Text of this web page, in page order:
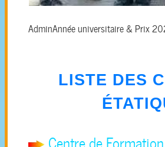
AdminAnnée universitaire & Prix
LISTE DES
Centre de